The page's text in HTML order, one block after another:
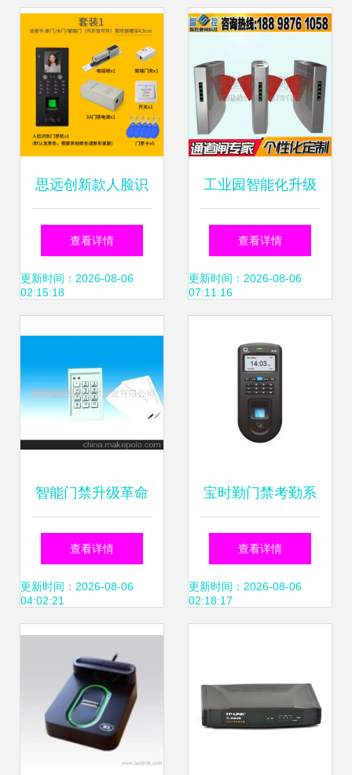
思远创新款人脸识
别门禁一体机 智能
安防与考勤管理的
查看详情
更新时间：2026-08-06
02:15:18
工业园智能化升级
对开式翼闸与不锈
钢闸机如何重塑人
查看详情
更新时间：2026-08-06
07:11:16
智能门禁升级革命
解锁苏浙沪皖闽赣
远程管控新体验，
高效系统深度起底
查看详情
更新时间：2026-08-06
04:02:21
宝时勤门禁考勤系
统全方位解析 报
价、性能与用户体
查看详情
更新时间：2026-08-06
02:18:17